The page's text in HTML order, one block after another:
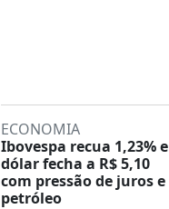
ECONOMIA
Ibovespa recua 1,23% e
dólar fecha a R$ 5,10
com pressão de juros e
petróleo